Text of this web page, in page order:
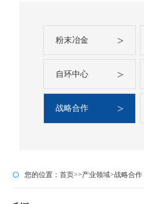
粉末冶金 >
自环中心 >
战略合作 >
您的位置：首页>>产业领域>战略合作